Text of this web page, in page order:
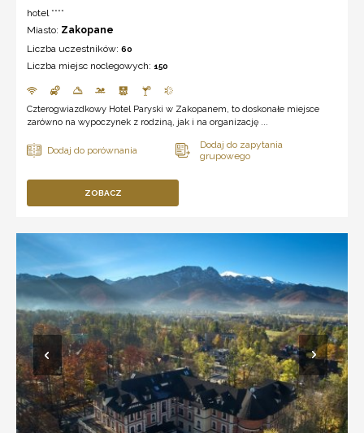
hotel ****
Miasto: Zakopane
Liczba uczestników: 60
Liczba miejsc noclegowych: 150
Czterogwiazdkowy Hotel Paryski w Zakopanem, to doskonałe miejsce
zarówno na wypoczynek z rodziną, jak i na organizację ...
ZOBACZ